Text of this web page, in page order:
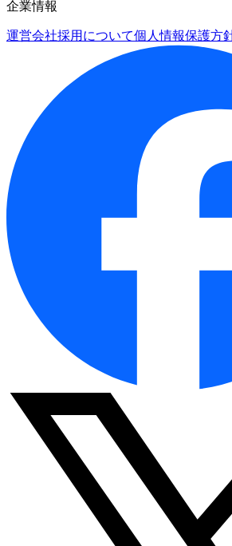
企業情報
運営会社採用について個人情報保護方